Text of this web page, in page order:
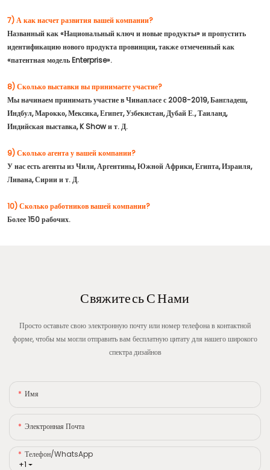
7) А как насчет развития вашей компании?
Названный как «Национальный ключ и новые продукты» и пропустить
идентификацию нового продукта провинции, также отмеченный как
«патентная модель Enterprise».
8) Сколько выставки вы принимаете участие?
Мы начинаем принимать участие в Чинапласе с 2008-2019, Бангладеш,
Индбул, Марокко, Мексика, Египет, Узбекистан, Дубай Е., Таиланд,
Индийская выставка, K Show и т. Д.
9) Сколько агента у вашей компании?
У нас есть агенты из Чили, Аргентины, Южной Африки, Египта, Израиля,
Ливана, Сирии и т. Д.
10) Сколько работников вашей компании?
Более 150 рабочих.
Свяжитесь С Нами
Просто оставьте свою электронную почту или номер телефона в контактной
форме, чтобы мы могли отправить вам бесплатную цитату для нашего широкого
спектра дизайнов
Имя
Электронная Почта
+1
Телефон/WhatsApp